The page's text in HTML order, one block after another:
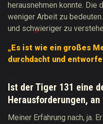
herausnehmen konnte. Die
weniger Arbeit zu
und schwieriger zu
„Es ist wie ein großes
durchdacht und
Ist der Tiger 131 eine
Herausforderungen,
Meiner Erfahrung nach, ja.